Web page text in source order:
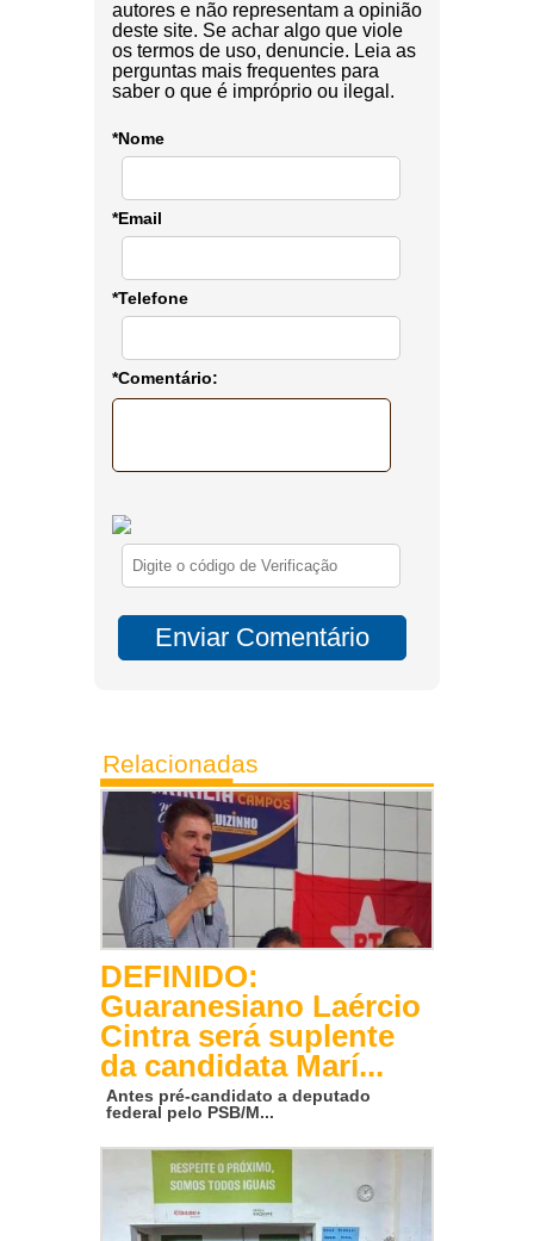
autores e não representam a opinião
deste site. Se achar algo que viole
os termos de uso, denuncie. Leia as
perguntas mais frequentes para
saber o que é impróprio ou ilegal.
*Nome
*Email
*Telefone
*Comentário:
Relacionadas
DEFINIDO:
Guaranesiano Laércio
Cintra será suplente
da candidata Marí...
Antes pré-candidato a deputado
federal pelo PSB/M...